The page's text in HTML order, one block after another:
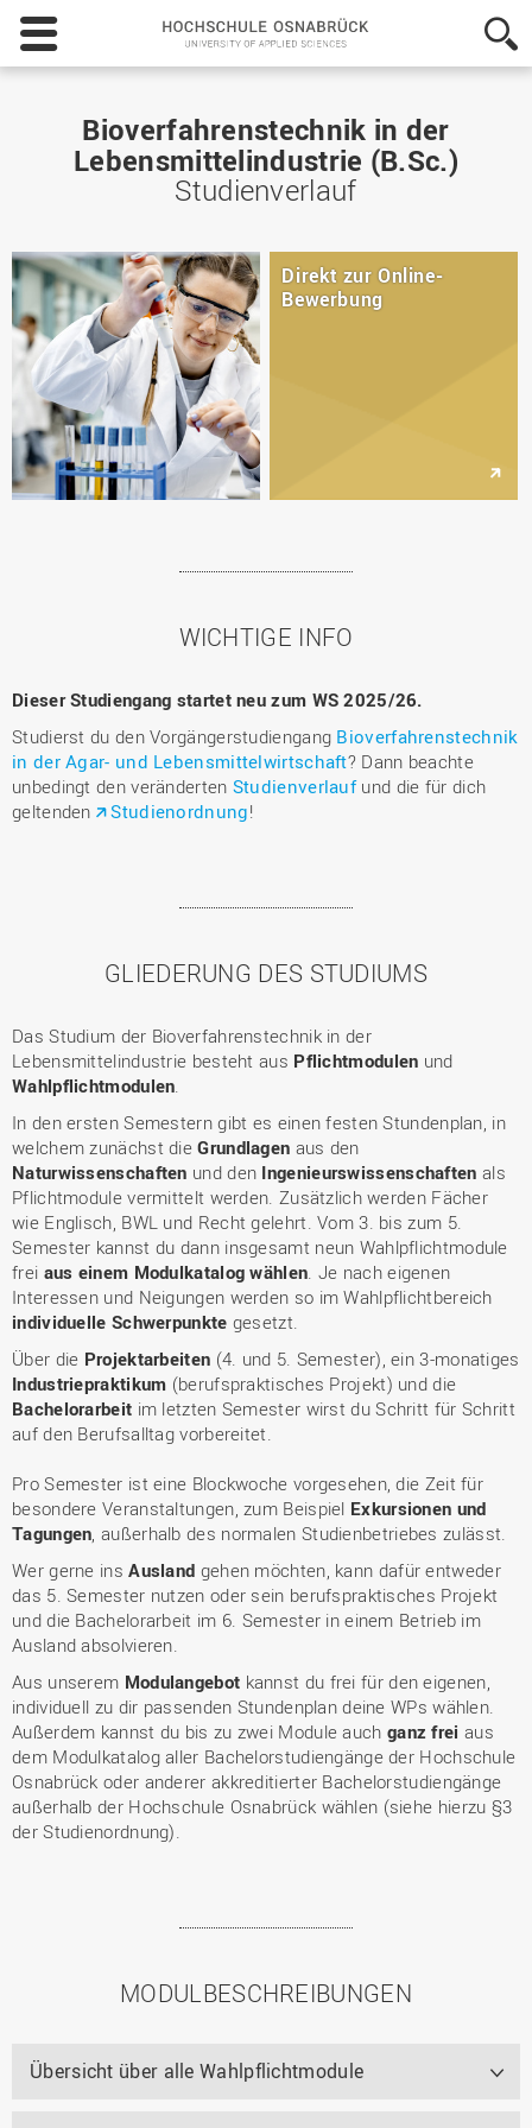
Hochschule
Osnabrück
-
of
Applied
Sciences
Bioverfahrenstechnik in der
Lebensmittelindustrie (B.Sc.)
Studienverlauf
Direkt zur Online-
Bewerbung
WICHTIGE INFO
Dieser Studiengang startet neu zum WS 2025/26.
Studierst du den Vorgängerstudiengang Bioverfahrenstechnik
in der Agar- und Lebensmittelwirtschaft? Dann beachte
unbedingt den veränderten Studienverlaufund die für dich
geltenden
Studienordnung!
GLIEDERUNG DES STUDIUMS
Das Studium der Bioverfahrenstechnik in der
Lebensmittelindustrie besteht aus Pflichtmodulen und
Wahlpflichtmodulen.
In den ersten Semestern gibt es einen festen Stundenplan, in
welchem zunächst dieGrundlagen aus den
Naturwissenschaften und den Ingenieurswissenschaften als
Pflichtmodule vermittelt werden. Zusätzlich werden Fächer
wie Englisch, BWL und Recht gelehrt. Vom 3. bis zum 5.
Semester kannst du dann insgesamt neun Wahlpflichtmodule
frei aus einem Modulkatalog wählen. Je nach eigenen
Interessen und Neigungen werden so im Wahlpflichtbereich
individuelle Schwerpunkte gesetzt.
Über die Projektarbeiten (4. und 5. Semester), ein 3-monatiges
Industriepraktikum (berufspraktisches Projekt) und die
Bachelorarbeit im letzten Semester wirst du Schritt für Schritt
auf den Berufsalltag vorbereitet.
Pro Semester ist eine Blockwoche vorgesehen, die Zeit für
besondere Veranstaltungen, zum Beispiel Exkursionen und
Tagungen, außerhalb des normalen Studienbetriebes zulässt.
Wer gerne insAusland gehen möchten, kann dafür entweder
das 5. Semester nutzen oder sein berufspraktisches Projekt
und die Bachelorarbeit im 6. Semester in einem Betrieb im
Ausland absolvieren.
Aus unserem Modulangebot kannst du frei für den eigenen,
individuell zu dir passenden Stundenplan deine WPs wählen.
Außerdem kannst du bis zu zwei Module auch ganz frei aus
dem Modulkatalog aller Bachelorstudiengänge der Hochschule
Osnabrück oder anderer akkreditierter Bachelorstudiengänge
außerhalb der Hochschule Osnabrück wählen (siehe hierzu §3
der Studienordnung).
MODULBESCHREIBUNGEN
Übersicht über alle Wahlpflichtmodule